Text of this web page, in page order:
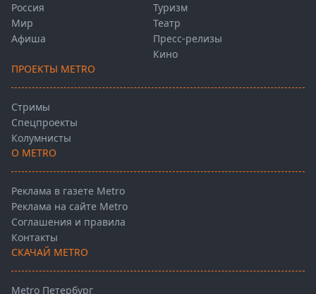
Россия
Мир
Афиша
Туризм
Театр
Пресс-релизы
Кино
ПРОЕКТЫ METRO
Стримы
Спецпроекты
Колумнисты
О METRO
Реклама в газете Metro
Реклама на сайте Metro
Соглашения и правила
Контакты
СКАЧАЙ METRO
Metro Петербург